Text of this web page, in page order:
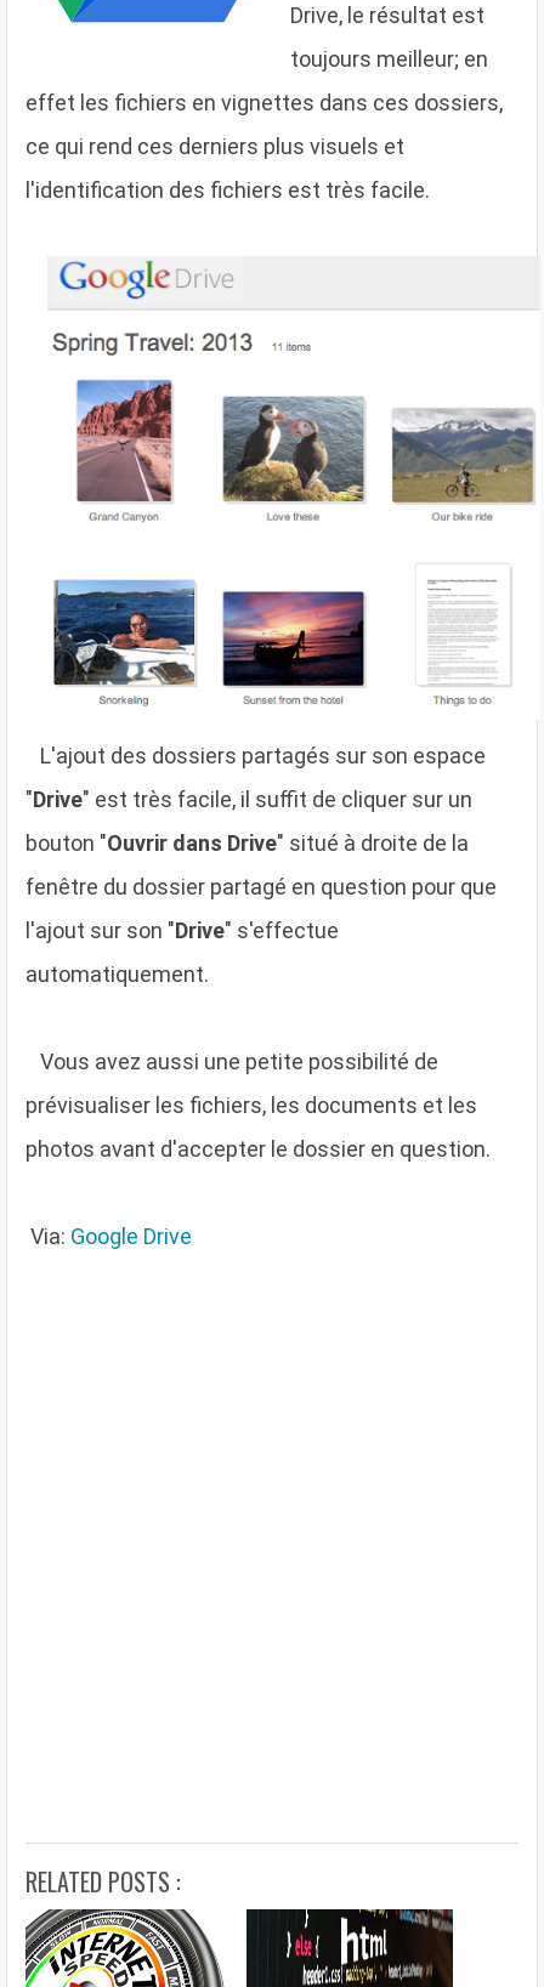
Drive, le résultat est
toujours meilleur; en
effet les fichiers en vignettes dans ces dossiers,
ce qui rend ces derniers plus visuels et
l'identification des fichiers est très facile.
L'ajout des dossiers partagés sur son espace
"Drive" est très facile, il suffit de cliquer sur un
bouton "Ouvrir dans Drive" situé à droite de la
fenêtre du dossier partagé en question pour que
l'ajout sur son "Drive" s'effectue
automatiquement.
Vous avez aussi une petite possibilité de
prévisualiser les fichiers, les documents et les
photos avant d'accepter le dossier en question.
Via: Google Drive
RELATED POSTS :